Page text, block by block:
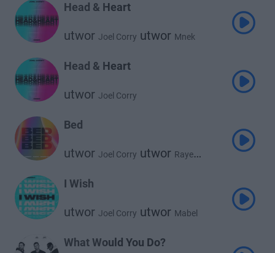
Head & Heart
utwor Joel Corry utwor Mnek
Head & Heart
utwor Joel Corry
Bed
utwor Joel Corry utwor Raye
I Wish
utwor Joel Corry utwor Mabel
What Would You Do?